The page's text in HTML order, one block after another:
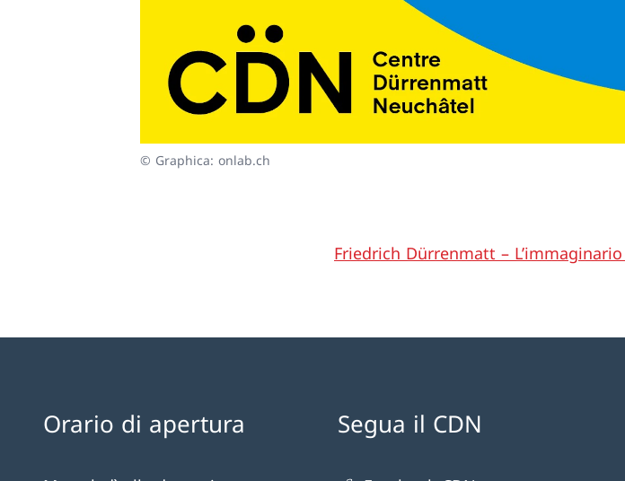
© Graphica: onlab.ch
Friedrich Dürrenmatt –
Orario di apertura Segua il CDN